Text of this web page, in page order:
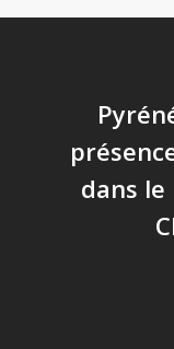
dans le